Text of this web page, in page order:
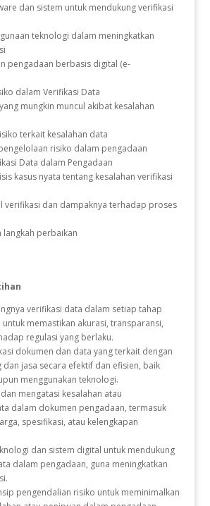
dan sistem untuk mendukung verifikasi
teknologi dalam meningkatkan
pengadaan berbasis digital (e-
dalam Verifikasi Data
mungkin muncul akibat kesalahan
terkait kesalahan data
risiko dalam pengadaan
Data dalam Pengadaan
kasus nyata tentang kesalahan verifikasi
verifikasi dan dampaknya terhadap proses
langkah perbaikan
verifikasi data dalam setiap tahap
memastikan akurasi, transparansi,
regulasi yang berlaku.
dokumen dan data yang terkait dengan
jasa secara efektif dan efisien, baik
menggunakan teknologi.
mengatasi kesalahan atau
dalam dokumen pengadaan, termasuk
spesifikasi, atau kelengkapan
dan sistem digital untuk mendukung
dalam pengadaan, guna meningkatkan
pengendalian risiko untuk meminimalkan